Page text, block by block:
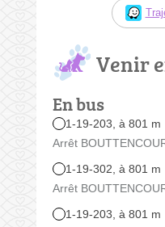
Venir
En bus
1-19-203, à 801 m
Arrêt
1-19-302, à 801 m
Arrêt
1-19-203, à 801 m